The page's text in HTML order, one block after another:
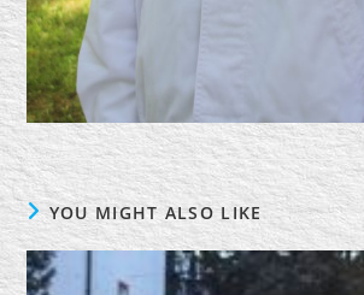
YOU MIGHT ALSO LIKE